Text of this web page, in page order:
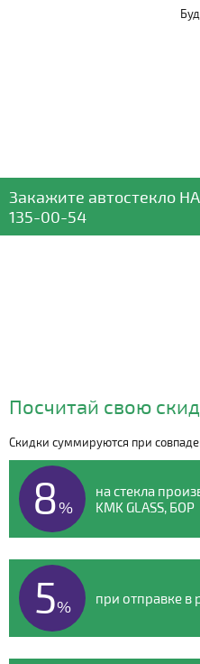
Закажите автостекло
135-00-54
Видео о
Посчитай свою
Скидки суммируются при
8%
на стекла
KMK GLASS, БОР
5% при отправке в